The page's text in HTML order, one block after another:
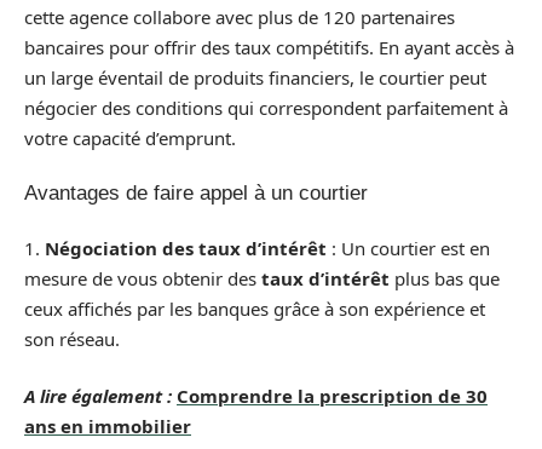
cette agence collabore avec plus de 120 partenaires
bancaires pour offrir des taux compétitifs. En ayant accès à
un large éventail de produits financiers, le courtier peut
négocier des conditions qui correspondent parfaitement à
votre capacité d’emprunt.
Avantages de faire appel à un courtier
1. Négociation des taux d’intérêt : Un courtier est en
mesure de vous obtenir des taux d’intérêt plus bas que
ceux affichés par les banques grâce à son expérience et
son réseau.
A lire également : Comprendre la prescription de 30
ans en immobilier